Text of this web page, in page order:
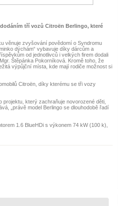
tří vozů Citroën Berlingo, které
věnuje zvyšování povědomí o Syndromu
dýchám“ vybavuje díky dárcům a
od jednotlivců i velkých firem dodali
Štěpánka Pokorníková. Kromě toho, že
výpůjční místa, kde mají rodiče možnost si
Citroën, díky kterému se tři vozy
projektu, který zachraňuje novorozené děti,
„právě model Berlingo se dlouhodobě řadí
1.6 BlueHDi s výkonem 74 kW (100 k),